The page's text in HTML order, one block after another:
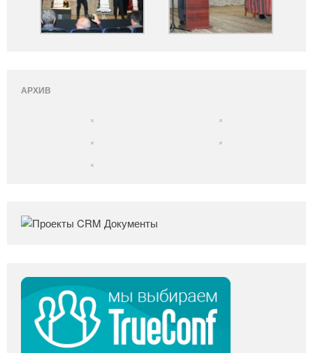
АРХИВ